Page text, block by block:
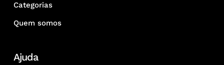
Categorias
Quem somos
Ajuda